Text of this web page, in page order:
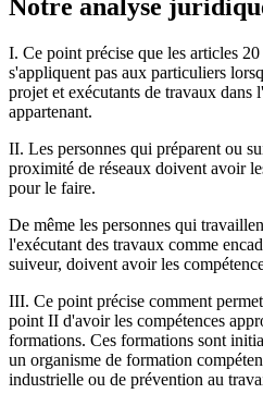
Notre analyse
I. Ce point précise que les articles
s'appliquent pas aux particuliers
projet et exécutants de travaux dans
appartenant.
II. Les personnes qui préparent ou
proximité de réseaux doivent avoir
pour le faire.
De même les personnes qui
l'exécutant des travaux comme
suiveur, doivent avoir les
III. Ce point précise comment
point II d'avoir les compétences
formations. Ces formations sont
un organisme de formation
industrielle ou de prévention au